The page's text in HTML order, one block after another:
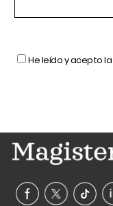
He leído y acepto la